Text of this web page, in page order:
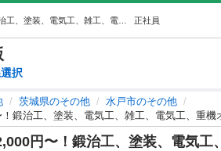
正社員
択
茨城県のその他
水戸市のその他
！鍛治工、塗装、電気工、雑工、電気工、重機
円〜！鍛治工、塗装、電気工